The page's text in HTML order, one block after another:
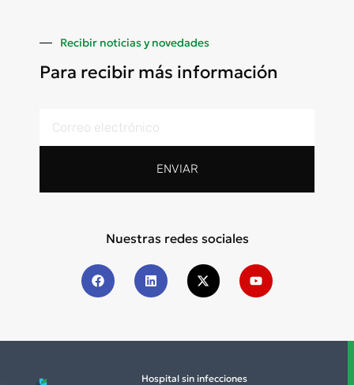
Recibir noticias y novedades
Para recibir más información
ENVIAR
Nuestras redes sociales
Hospital sin infecciones